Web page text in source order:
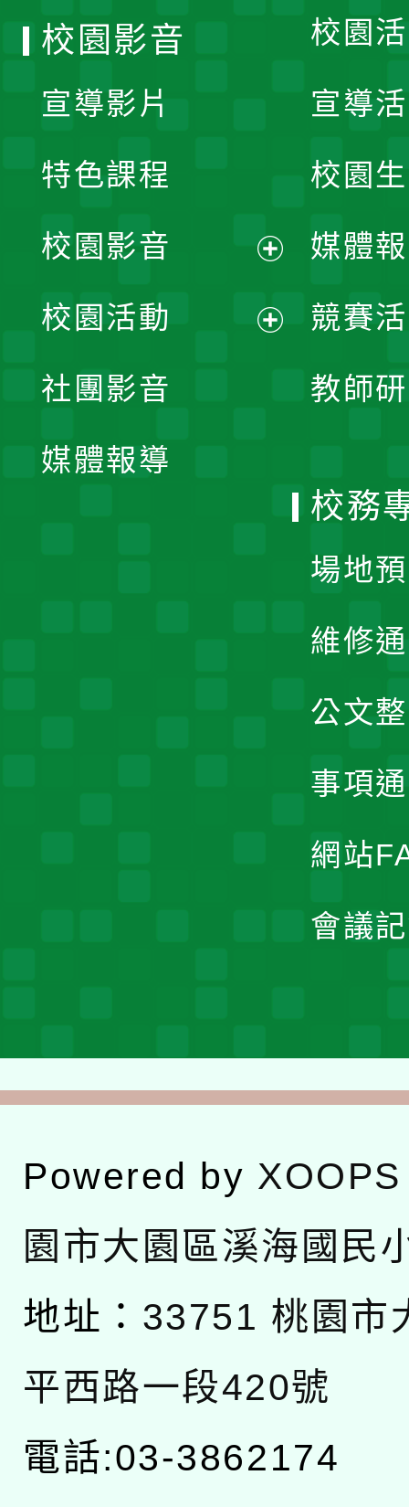
校園
宣導
校園
媒體
競賽
教師
校園影音
宣導影片
特色課程
校園影音
開
校園活動
社團影音
媒體報導
校務
場地
維修
公文
事項
網站
會議
Powered by XOOPS
園市大園區溪海國民
地址： 33751 桃園市
平西路一段420號
電話:03-3862174